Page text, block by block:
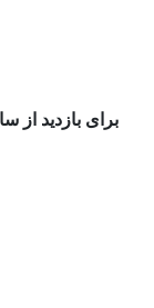
برای بازدید از